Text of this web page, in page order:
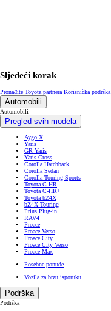
Sljedeći korak
Pronađite Toyota partnera Korisnička podrška
Automobili
Automobili
Pregled svih modela
Aygo X
Yaris
GR Yaris
Yaris Cross
Corolla Hatchback
Corolla Sedan
Corolla Touring Sports
Toyota C-HR
Toyota C-HR+
Toyota bZ4X
bZ4X Touring
Prius Plug-in
RAV4
Proace
Proace Verso
Proace City
Proace City Verso
Proace Max
Posebne ponude
Vozila za brzu isporuku
Podrška
Podrška